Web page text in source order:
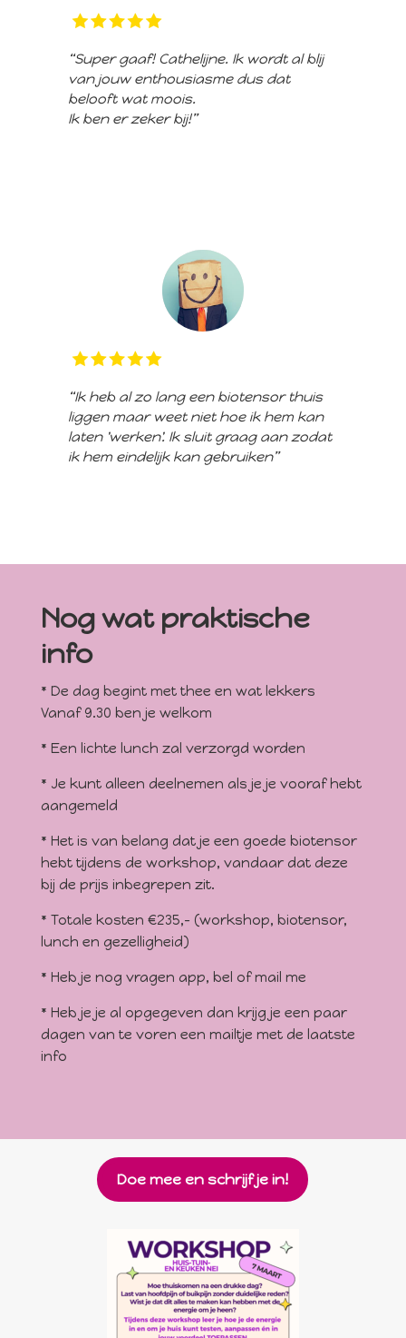
“Super gaaf! Cathelijne. Ik wordt al blij
van jouw enthousiasme dus dat
belooft wat moois.
Ik ben er zeker bij!”
“Ik heb al zo lang een biotensor thuis
liggen maar weet niet hoe ik hem kan
laten 'werken'. Ik sluit graag aan zodat
ik hem eindelijk kan gebruiken”
Nog wat praktische
info
* De dag begint met thee en wat lekkers
Vanaf 9.30 ben je welkom
* Een lichte lunch zal verzorgd worden
* Je kunt alleen deelnemen als je je vooraf hebt
aangemeld
* Het is van belang dat je een goede biotensor
hebt tijdens de workshop, vandaar dat deze
bij de prijs inbegrepen zit.
* Totale kosten €235,- (workshop, biotensor,
lunch en gezelligheid)
* Heb je nog vragen app, bel of mail me
* Heb je je al opgegeven dan krijg je een paar
dagen van te voren een mailtje met de laatste
info
Doe mee en schrijf je in!